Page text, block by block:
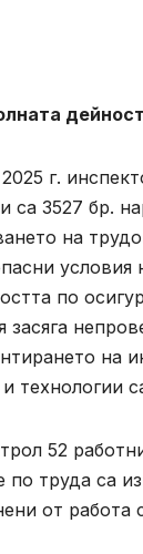
дейност
г.
са 3527 бр.
на
условия
по
засяга
на
технологии
52
по труда са
от